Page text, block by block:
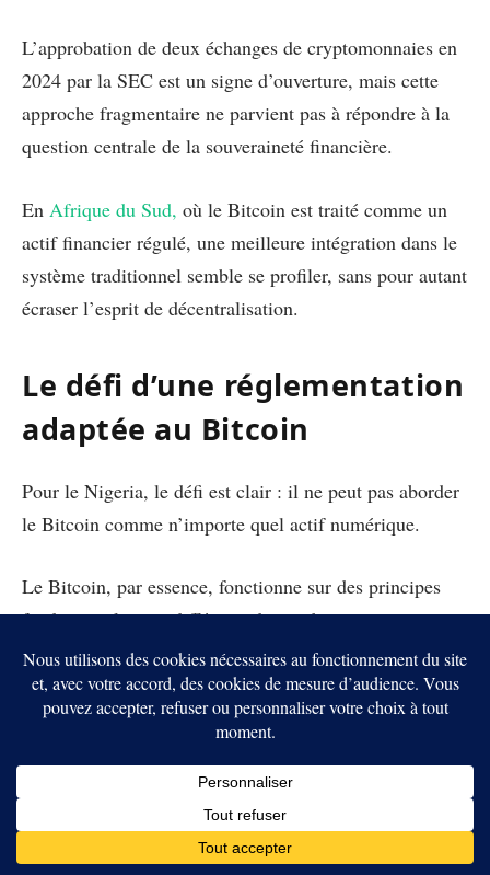
L’approbation de deux échanges de cryptomonnaies en
2024 par la SEC est un signe d’ouverture, mais cette
approche fragmentaire ne parvient pas à répondre à la
question centrale de la souveraineté financière.
En Afrique du Sud, où le Bitcoin est traité comme un
actif financier régulé, une meilleure intégration dans le
système traditionnel semble se profiler, sans pour autant
écraser l’esprit de décentralisation.
Le défi d’une réglementation
adaptée au Bitcoin
Pour le Nigeria, le défi est clair : il ne peut pas aborder
le Bitcoin comme n’importe quel actif numérique.
Le Bitcoin, par essence, fonctionne sur des principes
fondamentalement différents de nombreuses autres
cryptomonnaies. Il repose sur la décentralisation, une
caractéristique qui échappe à toute tentative de contrôle
traditionnel.
En voulant regrouper Bitcoin et d’autres actifs
numériques sous une seule et même législation, le
gouvernement nigérian prend le risque de freiner une